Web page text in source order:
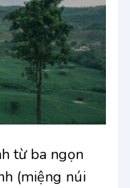
từ ba ngọn
(miệng núi